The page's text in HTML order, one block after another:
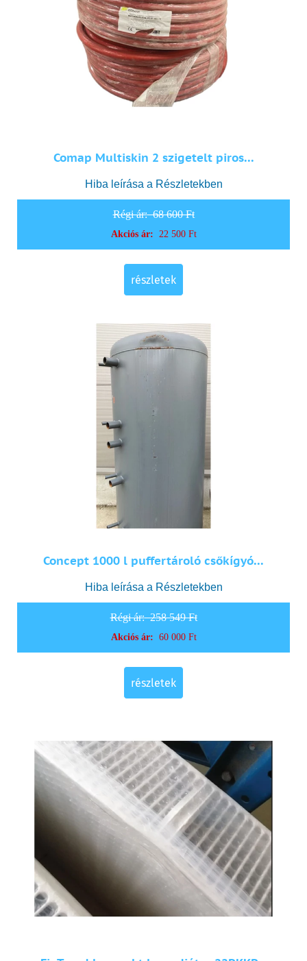
Comap Multiskin 2 szigetelt piros...
Hiba leírása a Részletekben
Régi ár:68 600 Ft
Akciós ár: 22 500 Ft
részletek
Concept 1000 l puffertároló csőkígyó...
Hiba leírása a Részletekben
Régi ár:258 549 Ft
Akciós ár: 60 000 Ft
részletek